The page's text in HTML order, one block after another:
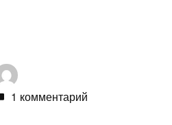
1 комментарий